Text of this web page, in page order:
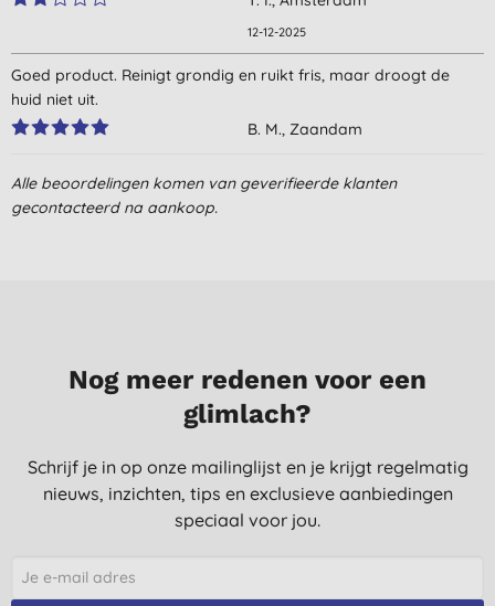
12-12-2025
Goed product. Reinigt grondig en ruikt fris, maar droogt de
huid niet uit.
B. M., Zaandam
Goed product, werkt heel goed voor mijn moeilijke huid.
12-12-2017
Alle beoordelingen komen van geverifieerde klanten
gecontacteerd na aankoop.
Nog meer redenen voor een
glimlach?
Schrijf je in op onze mailinglijst en je krijgt regelmatig
nieuws, inzichten, tips en exclusieve aanbiedingen
speciaal voor jou.